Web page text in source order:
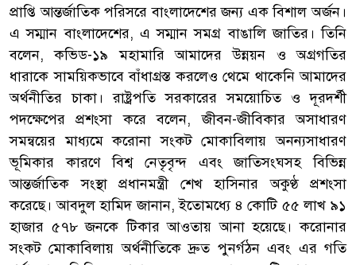
প্রাপ্তি আন্তর্জাতিক পরিসরে বাংলাদেশের জন্য এক বিশাল অর্জন।
এ সম্মান বাংলাদেশের, এ সম্মান সমগ্র বাঙালি জাতির। তিনি
বলেন, কভিড-১৯ মহামারি আমাদের উন্নয়ন ও অগ্রগতির
ধারাকে সাময়িকভাবে বাঁধাগ্রস্ত করলেও থেমে থাকেনি আমাদের
অর্থনীতির চাকা। রাষ্ট্রপতি সরকারের সময়োচিত ও দূরদর্শী
পদক্ষেপের প্রশংসা করে বলেন, জীবন-জীবিকার অসাধারণ
সমন্বয়ের মাধ্যমে করোনা সংকট মোকাবিলায় অনন্যসাধারণ
ভূমিকার কারণে বিশ্ব নেতৃবৃন্দ এবং জাতিসংঘসহ বিভিন্ন
আন্তর্জাতিক সংস্থা প্রধানমন্ত্রী শেখ হাসিনার অকুণ্ঠ প্রশংসা
করেছে। আবদুল হামিদ জানান, ইতোমধ্যে ৪ কোটি ৫৫ লাখ ৯১
হাজার ৫৭৮ জনকে টিকার আওতায় আনা হয়েছে। করোনার
সংকট মোকাবিলায় অর্থনীতিকে দ্রুত পুনর্গঠন এবং এর গতি